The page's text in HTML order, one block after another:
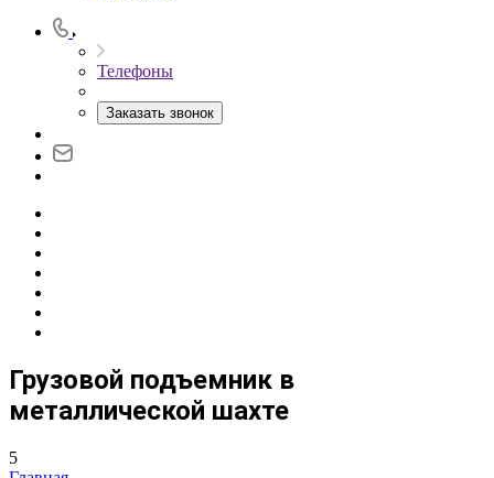
Телефоны
Заказать звонок
Грузовой подъемник в
металлической шахте
5